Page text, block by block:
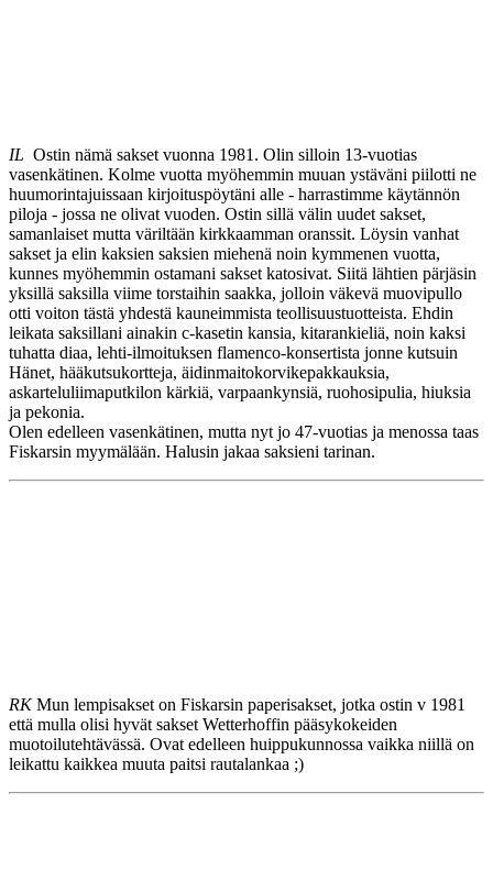
IL Ostin nämä sakset vuonna 1981. Olin silloin 13-vuotias
vasenkätinen. Kolme vuotta myöhemmin muuan ystäväni piilotti ne
huumorintajuissaan kirjoituspöytäni alle - harrastimme käytännön
piloja - jossa ne olivat vuoden. Ostin sillä välin uudet sakset,
samanlaiset mutta väriltään kirkkaamman oranssit. Löysin vanhat
sakset ja elin kaksien saksien miehenä noin kymmenen vuotta,
kunnes myöhemmin ostamani sakset katosivat. Siitä lähtien pärjäsin
yksillä saksilla viime torstaihin saakka, jolloin väkevä muovipullo
otti voiton tästä yhdestä kauneimmista teollisuustuotteista. Ehdin
leikata saksillani ainakin c-kasetin kansia, kitarankieliä, noin kaksi
tuhatta diaa, lehti-ilmoituksen flamenco-konsertista jonne kutsuin
Hänet, hääkutsukortteja, äidinmaitokorvikepakkauksia,
askarteluliimaputkilon kärkiä, varpaankynsiä, ruohosipulia, hiuksia
ja pekonia.
Olen edelleen vasenkätinen, mutta nyt jo 47-vuotias ja menossa taas
Fiskarsin myymälään. Halusin jakaa saksieni tarinan.
RKMun lempisakset on Fiskarsin paperisakset, jotka ostin v 1981
että mulla olisi hyvät sakset Wetterhoffin pääsykokeiden
muotoilutehtävässä. Ovat edelleen huippukunnossa vaikka niillä on
leikattu kaikkea muuta paitsi rautalankaa ;)